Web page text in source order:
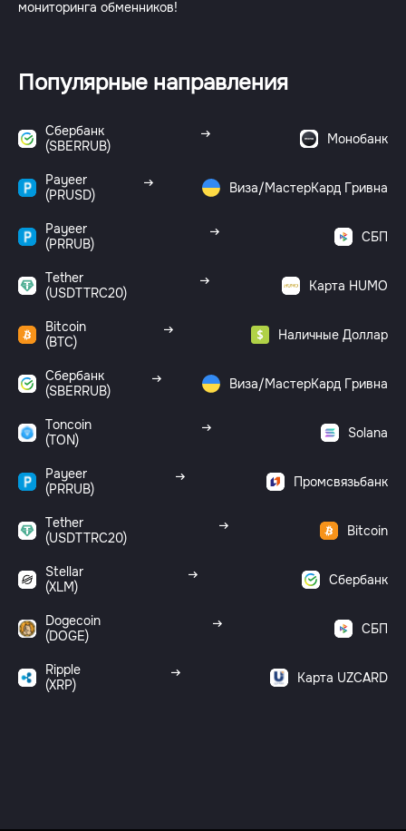
Популярные направления
Сбербанк
(SBERRUB)
Монобанк
Payeer
(PRUSD)
Виза/МастерКард Гривна
Payeer
(PRRUB)
СБП
Tether
(USDTTRC20)
Карта HUMO
Bitcoin
(BTC)
Наличные Доллар
Сбербанк
(SBERRUB)
Виза/МастерКард Гривна
Toncoin
(TON)
Solana
Payeer
(PRRUB)
Промсвязьбанк
Tether
(USDTTRC20)
Bitcoin
Stellar
(XLM)
Сбербанк
Dogecoin
(DOGE)
СБП
Ripple
(XRP)
Карта UZCARD